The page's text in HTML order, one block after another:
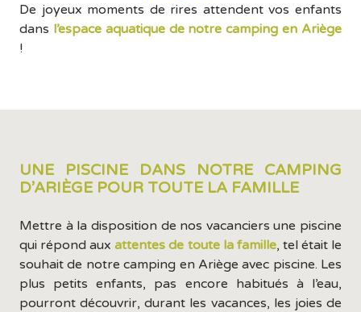
De joyeux moments de rires attendent vos enfants
dans l’espace aquatique de notre camping en Ariège
!
UNE PISCINE DANS NOTRE CAMPING
D’ARIÈGE POUR TOUTE LA FAMILLE
Mettre à la disposition de nos vacanciers une piscine
qui répond auxattentes de toute la famille, tel était le
souhait de notre camping en Ariège avec piscine. Les
plus petits enfants, pas encore habitués à l’eau,
pourront découvrir, durant les vacances, les joies de